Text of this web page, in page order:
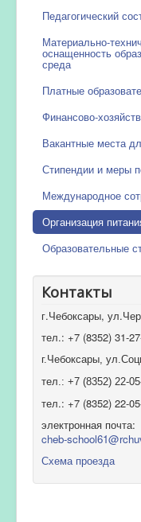
Педагогический
Материально-
оснащенность
среда
Платные
Финансово-
Вакантные места
Стипендии и меры
Международное
Организация
Образовательные
Контакты
г.Чебоксары,
тел.: +7 (8352) 31-
г.Чебоксары,
тел.: +7 (8352) 22-
тел.: +7 (8352) 22-
электронная почта:
cheb-
Схема проезда